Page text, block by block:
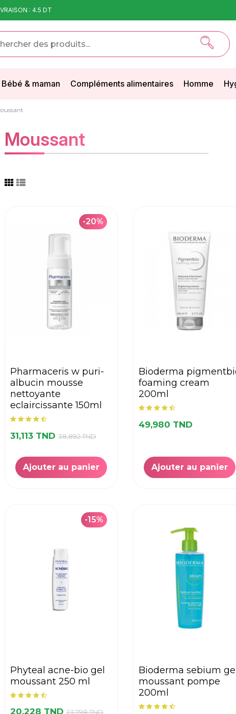
: 4.5 DT
Bébé & maman Compléments alimentaires Homme
Moussant
-20%
pharmaceris w puri-
albucin mousse
nettoyante
eclaircissante 150ml
31,113 TND 38,892 TND
Ajouter au panier
bioderma pigmentbio
foaming cream
200ml
49,980 TND
Ajouter au panier
-15%
phyteal acne-bio gel
moussant 250 ml
20,228 TND 23,798 TND
bioderma sebium gel
moussant pompe
200ml